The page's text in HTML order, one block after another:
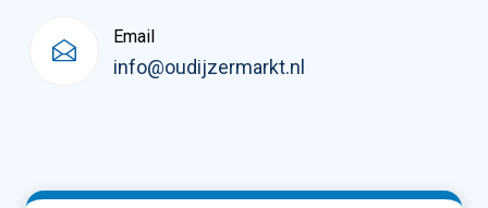
Email
info@oudijzermarkt.nl